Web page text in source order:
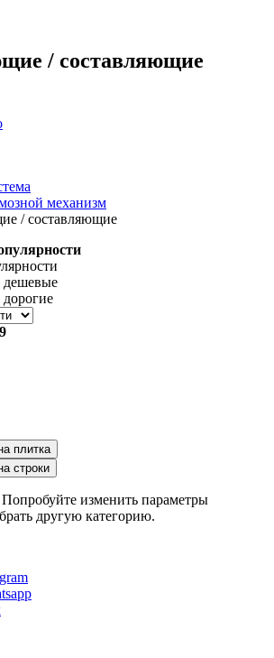
/ составляющие
механизм
/ составляющие
дешевые
плитка
строки
Попробуйте изменить параметры
другую категорию.